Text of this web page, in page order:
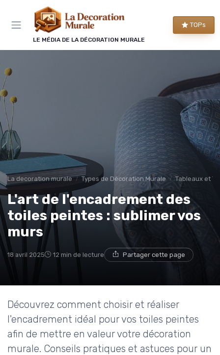
LE MÉDIA DE LA DÉCORATION MURALE
TOPs
La decoration murale Types de Décoration Murale Tableaux et
L'art de l'encadrement des
toiles peintes : sublimer vos
murs
18 avril 2025 12 min de lecture Partager cette page
Découvrez comment choisir et réaliser
l'encadrement idéal pour vos toiles peintes
afin de mettre en valeur votre décoration
murale. Conseils pratiques et astuces pour un
Panneau de gestion des cookies